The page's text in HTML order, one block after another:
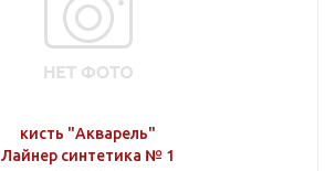
кисть "Акварель"
Лайнер синтетика № 1